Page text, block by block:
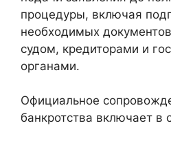
процедуры, включая
необходимых
судом, кредиторами и
органами.
Официальное
банкротства включает в